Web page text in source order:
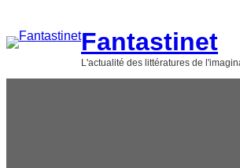
contenu
Fantastinet
L'actualité des littératures de